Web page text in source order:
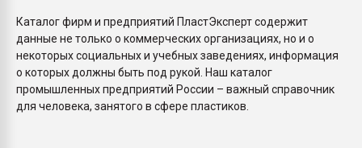
Каталог фирм и предприятий ПластЭксперт содержит
данные не только о коммерческих организациях, но и о
некоторых социальных и учебных заведениях, информация
о которых должны быть под рукой. Наш каталог
промышленных предприятий России – важный справочник
для человека, занятого в сфере пластиков.